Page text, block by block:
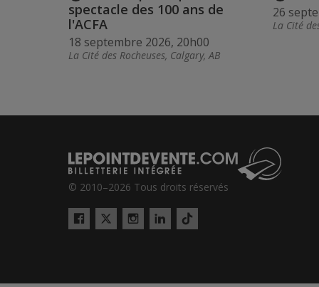
spectacle des 100 ans de
l'ACFA
18 septembre 2026, 20h00
La Cité des Rocheuses, Calgary, AB
26
La Cité
© 2010–2026 Tous droits réservés
Facebook
Twitter
InstagramLinkedIn
Tiktok